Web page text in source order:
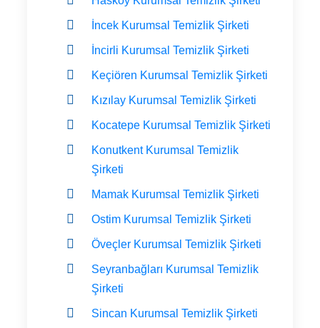
İncek Kurumsal Temizlik Şirketi
İncirli Kurumsal Temizlik Şirketi
Keçiören Kurumsal Temizlik Şirketi
Kızılay Kurumsal Temizlik Şirketi
Kocatepe Kurumsal Temizlik Şirketi
Konutkent Kurumsal Temizlik
Şirketi
Mamak Kurumsal Temizlik Şirketi
Ostim Kurumsal Temizlik Şirketi
Öveçler Kurumsal Temizlik Şirketi
Seyranbağları Kurumsal Temizlik
Şirketi
Sincan Kurumsal Temizlik Şirketi